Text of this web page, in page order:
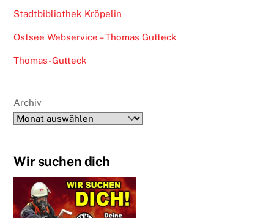
Stadtbibliothek Kröpelin
Ostsee Webservice – Thomas Gutteck
Thomas-Gutteck
Archiv
Wir suchen dich